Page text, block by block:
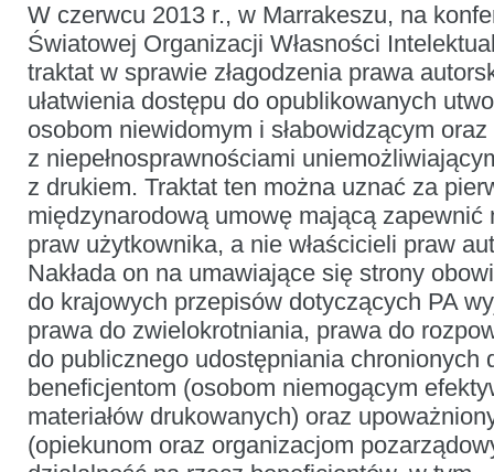
osób
z niepełnosprawnościami
utrudniającymi
druku:
implikacje
dla
Unii
Europejskiej
i Wielkiej
Brytanii
W czerwcu 2013 r., w Marrakeszu, na
Światowej Organizacji Własności
traktat w sprawie złagodzenia prawa
ułatwienia dostępu do opublikowanych
osobom niewidomym i słabowidzącym
z niepełnosprawnościami
z drukiem. Traktat ten można uznać za
międzynarodową umowę mającą zapewnić
praw użytkownika, a nie właścicieli praw
Nakłada on na umawiające się strony
do krajowych przepisów dotyczących PA
prawa do zwielokrotniania, prawa do
do publicznego udostępniania chronionych
beneficjentom (osobom niemogącym
materiałów drukowanych) oraz
(opiekunom oraz organizacjom